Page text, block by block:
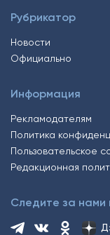
Рубрикатор
Новости
Официально
Информация
Рекламодателям
Политика
Пользовательское
Редакционная
Следите за нами